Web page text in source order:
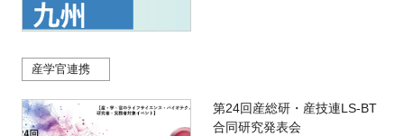
産学官連携
第24回産総研・産技連LS-BT
合同研究発表会